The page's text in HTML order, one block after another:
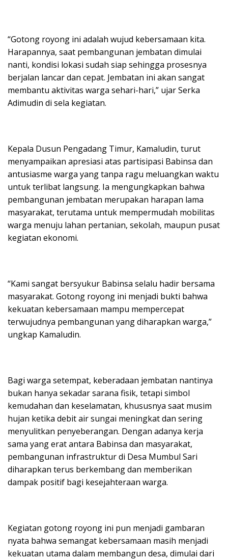
“Gotong royong ini adalah wujud kebersamaan kita.
Harapannya, saat pembangunan jembatan dimulai
nanti, kondisi lokasi sudah siap sehingga prosesnya
berjalan lancar dan cepat. Jembatan ini akan sangat
membantu aktivitas warga sehari-hari,” ujar Serka
Adimudin di sela kegiatan.
Kepala Dusun Pengadang Timur, Kamaludin, turut
menyampaikan apresiasi atas partisipasi Babinsa dan
antusiasme warga yang tanpa ragu meluangkan waktu
untuk terlibat langsung. Ia mengungkapkan bahwa
pembangunan jembatan merupakan harapan lama
masyarakat, terutama untuk mempermudah mobilitas
warga menuju lahan pertanian, sekolah, maupun pusat
kegiatan ekonomi.
“Kami sangat bersyukur Babinsa selalu hadir bersama
masyarakat. Gotong royong ini menjadi bukti bahwa
kekuatan kebersamaan mampu mempercepat
terwujudnya pembangunan yang diharapkan warga,”
ungkap Kamaludin.
Bagi warga setempat, keberadaan jembatan nantinya
bukan hanya sekadar sarana fisik, tetapi simbol
kemudahan dan keselamatan, khususnya saat musim
hujan ketika debit air sungai meningkat dan sering
menyulitkan penyeberangan. Dengan adanya kerja
sama yang erat antara Babinsa dan masyarakat,
pembangunan infrastruktur di Desa Mumbul Sari
diharapkan terus berkembang dan memberikan
dampak positif bagi kesejahteraan warga.
Kegiatan gotong royong ini pun menjadi gambaran
nyata bahwa semangat kebersamaan masih menjadi
kekuatan utama dalam membangun desa, dimulai dari